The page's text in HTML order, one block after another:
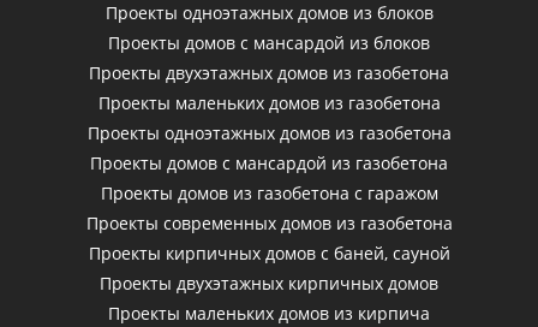
Проекты одноэтажных домов из блоков
Проекты домов с мансардой из блоков
Проекты двухэтажных домов из газобетона
Проекты маленьких домов из газобетона
Проекты одноэтажных домов из газобетона
Проекты домов с мансардой из газобетона
Проекты домов из газобетона с гаражом
Проекты современных домов из газобетона
Проекты кирпичных домов с баней, сауной
Проекты двухэтажных кирпичных домов
Проекты маленьких домов из кирпича